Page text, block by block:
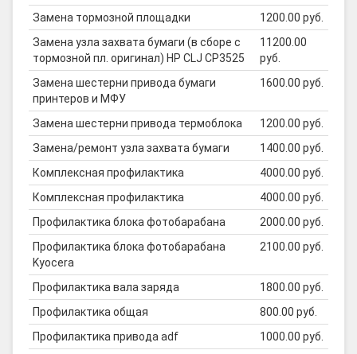
Замена тормозной площадки
1200.00 руб.
Замена узла захвата бумаги (в сборе с
тормозной пл. оригинал) HP CLJ CP3525
11200.00
руб.
Замена шестерни привода бумаги
принтеров и МФУ
1600.00 руб.
Замена шестерни привода термоблока
1200.00 руб.
Замена/ремонт узла захвата бумаги
1400.00 руб.
Комплексная профилактика
4000.00 руб.
Комплексная профилактика
4000.00 руб.
Профилактика блока фотобарабана
2000.00 руб.
Профилактика блока фотобарабана
Kyocera
2100.00 руб.
Профилактика вала заряда
1800.00 руб.
Профилактика общая
800.00 руб.
Профилактика привода adf
1000.00 руб.